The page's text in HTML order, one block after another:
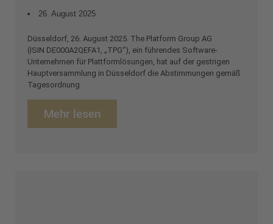
26. August 2025
Düsseldorf, 26. August 2025. The Platform Group AG
(ISIN DE000A2QEFA1, „TPG“), ein führendes Software-
Unternehmen für Plattformlösungen, hat auf der gestrigen
Hauptversammlung in Düsseldorf die Abstimmungen gemäß
Tagesordnung
Mehr lesen